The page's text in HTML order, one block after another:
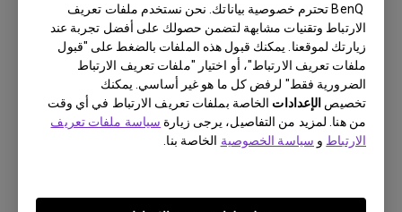
BenQ تحترم خصوصية بياناتك. نحن نستخدم ملفات تعريف
الارتباط وتقنيات مشابهة لتضمن حصولك على أفضل تجربة عند
زيارتك لموقعنا. يمكنك قبول هذه الملفات بالضغط على "قبول
ملفات تعريف الارتباط"، أو اختيار "ملفات تعريف الارتباط
الضرورية فقط" لرفض كل ما هو غير أساسي. يمكنك
تخصيص الإعدادات الخاصة بملفات تعريف الارتباط في أي وقت
من هنا. لمزيد من التفاصيل، يرجى زيارة سياسة ملفات تعريف
الارتباط و سياسة الخصوصية الخاصة بنا.
7/9/2023
يتم أحيانًا إنهاء التطبيقات بشكل غير متوقع على جهاز
Android TV الخاص بي ويتعطل النظام على الشاشة